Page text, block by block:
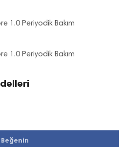
1.0 Periyodik Bakım
1.0 Periyodik Bakım
Beğenin